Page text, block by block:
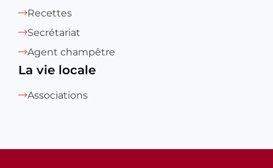
Recettes
Secrétariat
Agent champêtre
La vie locale
Associations